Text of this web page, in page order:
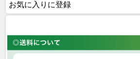
お気に入りに登録